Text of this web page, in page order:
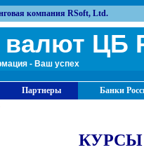
компания RSoft, Ltd.
ЦБ
- Ваш успех
Партнеры Банки